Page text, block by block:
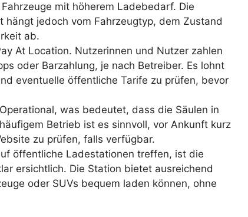
mit höherem Ladebedarf. Die
jedoch vom Fahrzeugtyp, dem Zustand
ab.
At Location. Nutzerinnen und Nutzer zahlen
oder Barzahlung, je nach Betreiber. Es lohnt
eventuelle öffentliche Tarife zu prüfen, bevor
was bedeutet, dass die Säulen in
Betrieb ist es sinnvoll, vor Ankunft kurz
zu prüfen, falls verfügbar.
öffentliche Ladestationen treffen, ist die
ersichtlich. Die Station bietet ausreichend
oder SUVs bequem laden können, ohne